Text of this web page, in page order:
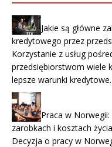
Jakie są główne
kredytowego przez
Korzystanie z usług
przedsiębiorstwom wiele
lepsze warunki
Praca w
zarobkach i kosztach życia
Decyzja o pracy w